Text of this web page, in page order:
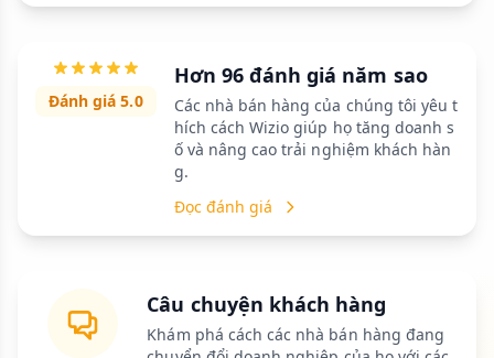
Đánh giá 5.0
Hơn 96 đánh giá năm sao
Các nhà bán hàng của chúng tôi yêu t
hích cách Wizio giúp họ tăng doanh s
ố và nâng cao trải nghiệm khách hàn
g.
Đọc đánh giá
Câu chuyện khách hàng
Khám phá cách các nhà bán hàng đang